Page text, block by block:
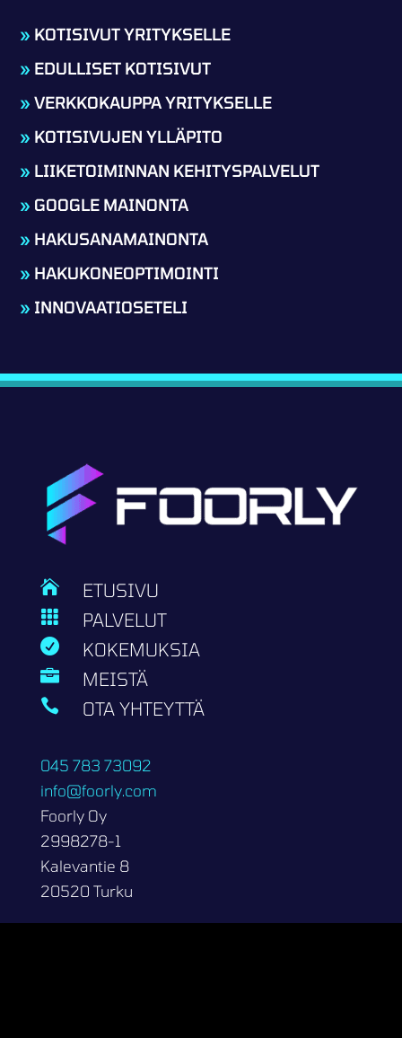
» KOTISIVUT YRITYKSELLE
» EDULLISET KOTISIVUT
» VERKKOKAUPPA YRITYKSELLE
» KOTISIVUJEN YLLÄPITO
» LIIKETOIMINNAN KEHITYSPALVELUT
» GOOGLE MAINONTA
» HAKUSANAMAINONTA
» HAKUKONEOPTIMOINTI
» INNOVAATIOSETELI
 ETUSIVU
 PALVELUT
 KOKEMUKSIA
 MEISTÄ
 OTA YHTEYTTÄ
045 783 73092
info@foorly.com
Foorly Oy
2998278-1
Kalevantie 8
20520 Turku